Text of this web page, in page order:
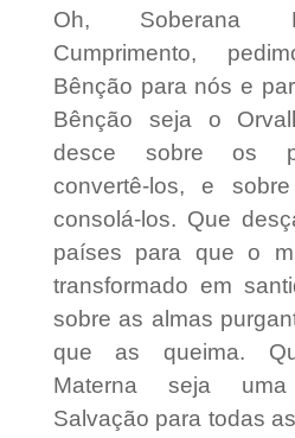
Oh, Soberana
Cumprimento,
Bênção para nós e
Bênção seja o
desce sobre os
convertê-los, e
consolá-los. Que
países para que o
transformado em
sobre as almas
que as queima.
Materna seja
Salvação para todas